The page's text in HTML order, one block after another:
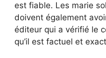
est fiable. Les marie
doivent également
éditeur qui a vérifié le
qu’il est factuel et